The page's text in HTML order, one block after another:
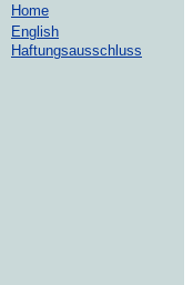
Home
English
Haftungsausschluss